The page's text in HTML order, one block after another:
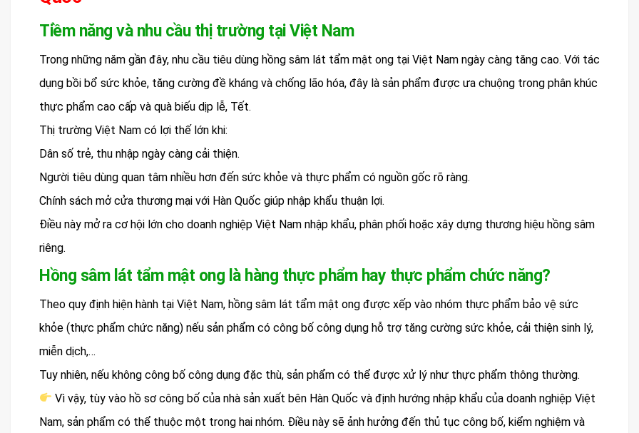
Tiềm năng và nhu cầu thị trường tại Việt Nam
Trong những năm gần đây, nhu cầu tiêu dùng hồng sâm lát tẩm mật ong tại Việt Nam ngày càng tăng cao. Với tác
dụng bồi bổ sức khỏe, tăng cường đề kháng và chống lão hóa, đây là sản phẩm được ưa chuộng trong phân khúc
thực phẩm cao cấp và quà biếu dịp lễ, Tết.
Thị trường Việt Nam có lợi thế lớn khi:
Dân số trẻ, thu nhập ngày càng cải thiện.
Người tiêu dùng quan tâm nhiều hơn đến sức khỏe và thực phẩm có nguồn gốc rõ ràng.
Chính sách mở cửa thương mại với Hàn Quốc giúp nhập khẩu thuận lợi.
Điều này mở ra cơ hội lớn cho doanh nghiệp Việt Nam nhập khẩu, phân phối hoặc xây dựng thương hiệu hồng sâm
riêng.
Hồng sâm lát tẩm mật ong là hàng thực phẩm hay thực phẩm chức năng?
Theo quy định hiện hành tại Việt Nam, hồng sâm lát tẩm mật ong được xếp vào nhóm thực phẩm bảo vệ sức
khỏe (thực phẩm chức năng) nếu sản phẩm có công bố công dụng hỗ trợ tăng cường sức khỏe, cải thiện sinh lý,
miễn dịch,…
Tuy nhiên, nếu không công bố công dụng đặc thù, sản phẩm có thể được xử lý như thực phẩm thông thường.
Vì vậy, tùy vào hồ sơ công bố của nhà sản xuất bên Hàn Quốc và định hướng nhập khẩu của doanh nghiệp Việt
Nam, sản phẩm có thể thuộc một trong hai nhóm. Điều này sẽ ảnh hưởng đến thủ tục công bố, kiểm nghiệm và